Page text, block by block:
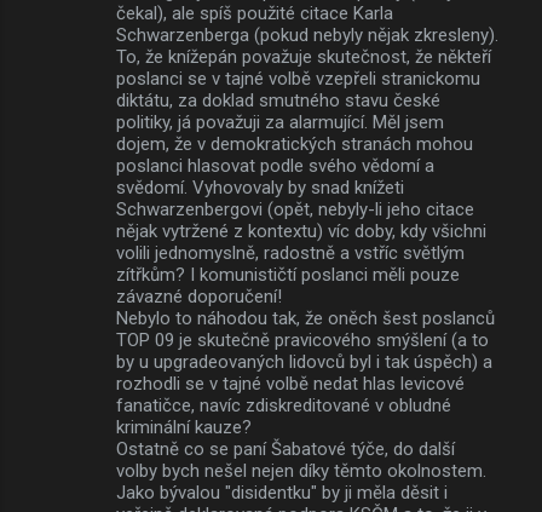
čekal), ale spíš použité citace Karla
Schwarzenberga (pokud nebyly nějak zkresleny).
To, že knížepán považuje skutečnost, že někteří
poslanci se v tajné volbě vzepřeli stranickomu
diktátu, za doklad smutného stavu české
politiky, já považuji za alarmující. Měl jsem
dojem, že v demokratických stranách mohou
poslanci hlasovat podle svého vědomí a
svědomí. Vyhovovaly by snad knížeti
Schwarzenbergovi (opět, nebyly-li jeho citace
nějak vytržené z kontextu) víc doby, kdy všichni
volili jednomyslně, radostně a vstříc světlým
zítřkům? I komunističtí poslanci měli pouze
závazné doporučení!
Nebylo to náhodou tak, že oněch šest poslanců
TOP 09 je skutečně pravicového smýšlení (a to
by u upgradeovaných lidovců byl i tak úspěch) a
rozhodli se v tajné volbě nedat hlas levicové
fanatičce, navíc zdiskreditované v obludné
kriminální kauze?
Ostatně co se paní Šabatové týče, do další
volby bych nešel nejen díky těmto okolnostem.
Jako bývalou "disidentku" by ji měla děsit i